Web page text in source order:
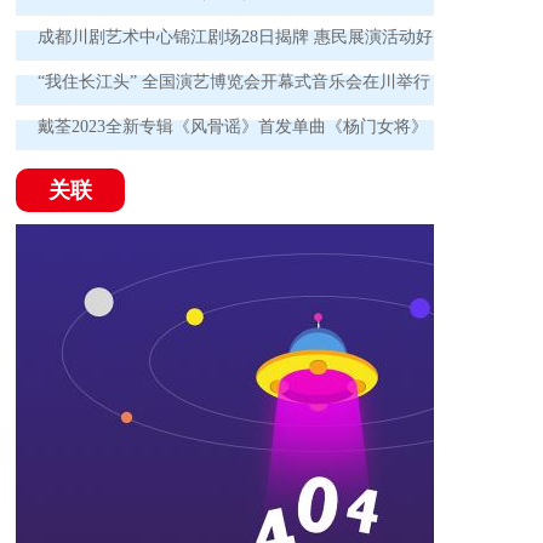
成都川剧艺术中心锦江剧场28日揭牌 惠民展演活动好
戏连台！
“我住长江头” 全国演艺博览会开幕式音乐会在川举行
戴荃2023全新专辑《风骨谣》首发单曲《杨门女将》
为时代英雄喝彩
关联